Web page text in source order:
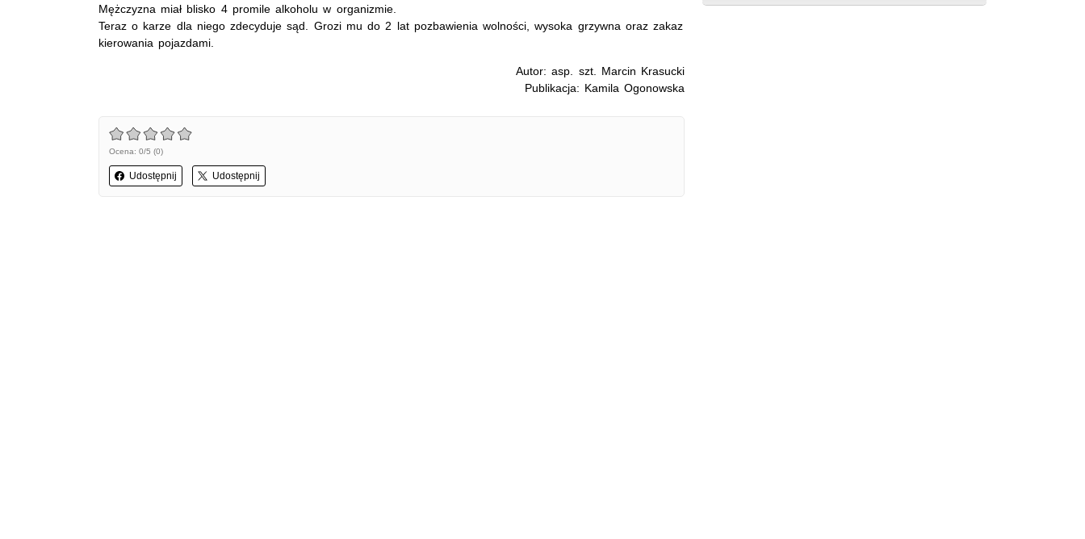
Mężczyzna miał blisko 4 promile alkoholu w organizmie.
Teraz o karze dla niego zdecyduje sąd. Grozi mu do 2 lat pozbawienia wolności, wysoka grzywna oraz zakaz
kierowania pojazdami.
Autor: asp. szt. Marcin Krasucki
Publikacja: Kamila Ogonowska
Ocena: 0/5 (0)
Udostępnij Udostępnij